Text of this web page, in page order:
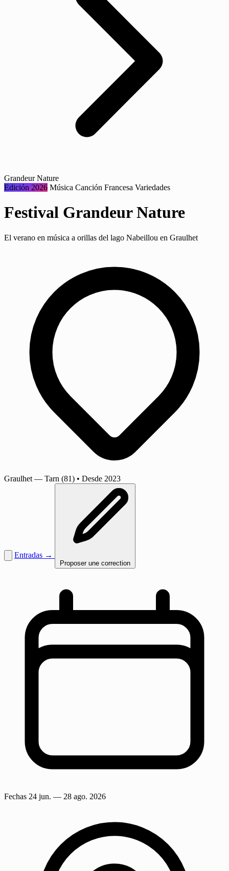
Grandeur Nature
Edición 2026 Música Canción Francesa Variedades
Festival Grandeur Nature
El verano en música a orillas del lago Nabeillou en Graulhet
Graulhet — Tarn (81) • Desde 2023
Entradas →
Proposer une correction
Fechas 24 jun. — 28 ago. 2026